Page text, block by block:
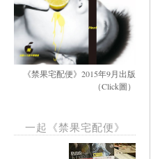
《禁果宅配便》2015年9月出版
（Click圖）
一起《禁果宅配便》